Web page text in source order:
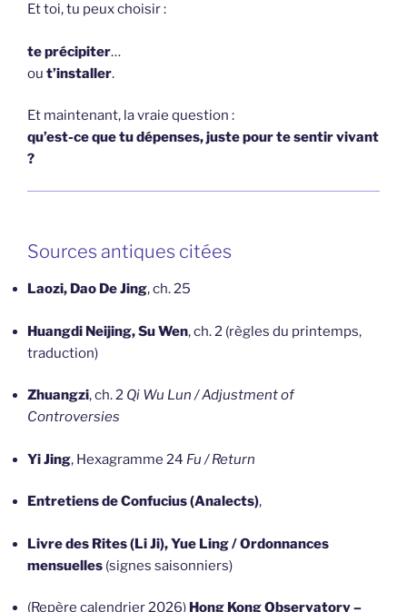
Et toi, tu peux choisir :
te précipiter…
ou t’installer.
Et maintenant, la vraie question :
qu’est-ce que tu dépenses, juste pour te sentir vivant
?
Sources antiques citées
Laozi, Dao De Jing, ch. 25
Huangdi Neijing, Su Wen, ch. 2 (règles du printemps,
traduction)
Zhuangzi, ch. 2 Qi Wu Lun / Adjustment of
Controversies
Yi Jing, Hexagramme 24 Fu / Return
Entretiens de Confucius (Analects),
Livre des Rites (Li Ji), Yue Ling / Ordonnances
mensuelles (signes saisonniers)
(Repère calendrier 2026) Hong Kong Observatory –